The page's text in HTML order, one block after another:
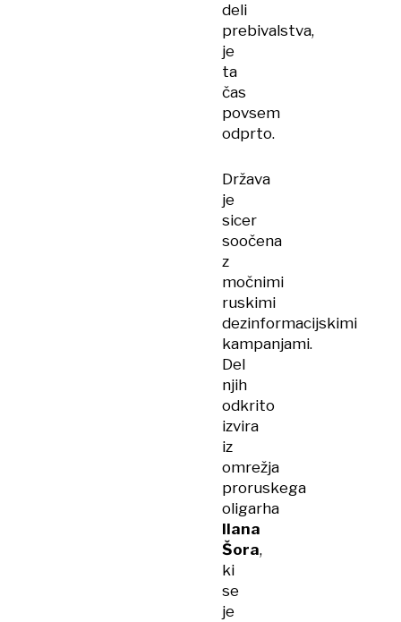
deli
prebivalstva,
je
ta
čas
povsem
odprto.
Država
je
sicer
soočena
z
močnimi
ruskimi
dezinformacijskimi
kampanjami.
Del
njih
odkrito
izvira
iz
omrežja
proruskega
oligarha
Ilana
Šora,
ki
se
je